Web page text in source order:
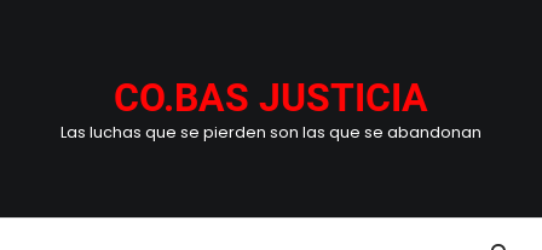
CO.BAS JUSTICIA
Las luchas que se pierden son las que se abandonan